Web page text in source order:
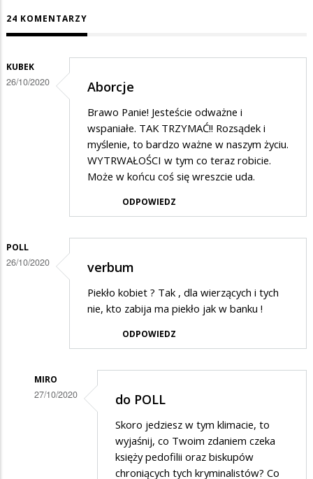
24 KOMENTARZY
KUBEK
26/10/2020 Aborcje
Brawo Panie! Jesteście odważne i
wspaniałe. TAK TRZYMAĆ!! Rozsądek i
myślenie, to bardzo ważne w naszym życiu.
WYTRWAŁOŚCI w tym co teraz robicie.
Może w końcu coś się wreszcie uda.
ODPOWIEDZ
POLL
26/10/2020 verbum
Piekło kobiet ? Tak , dla wierzących i tych
nie, kto zabija ma piekło jak w banku !
ODPOWIEDZ
MIRO
27/10/2020 do POLL
Skoro jedziesz w tym klimacie, to
wyjaśnij, co Twoim zdaniem czeka
księży pedofilii oraz biskupów
chroniących tych kryminalistów? Co